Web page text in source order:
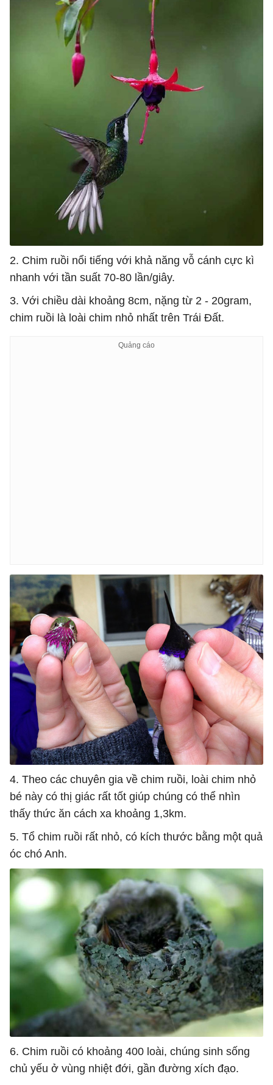
2. Chim ruồi nổi tiếng với khả năng vỗ cánh cực kì
nhanh với tần suất 70-80 lần/giây.
3. Với chiều dài khoảng 8cm, nặng từ 2 - 20gram,
chim ruồi là loài chim nhỏ nhất trên Trái Đất.
4. Theo các chuyên gia về chim ruồi, loài chim nhỏ
bé này có thị giác rất tốt giúp chúng có thể nhìn
thấy thức ăn cách xa khoảng 1,3km.
5. Tổ chim ruồi rất nhỏ, có kích thước bằng một quả
óc chó Anh.
6. Chim ruồi có khoảng 400 loài, chúng sinh sống
chủ yếu ở vùng nhiệt đới, gần đường xích đạo.